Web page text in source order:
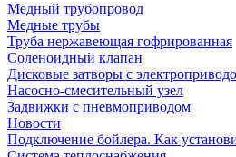
Медный трубопровод
Медные трубы
Труба нержавеющая гофрированная
Соленоидный клапан
Дисковые затворы с
Насосно-смесительный узел
Задвижки с пневмоприводом
Новости
Подключение бойлера. Как